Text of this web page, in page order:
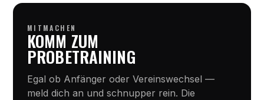
MITMACHEN
KOMM ZUM
PROBETRAINING
Egal ob Anfänger oder Vereinswechsel —
meld dich an und schnupper rein. Die